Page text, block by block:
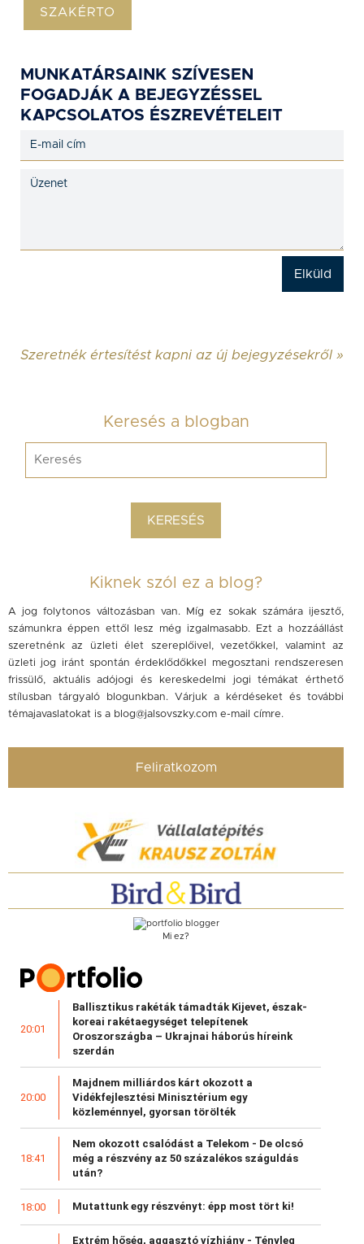
SZAKÉRTO
MUNKATÁRSAINK SZÍVESEN
FOGADJÁK A BEJEGYZÉSSEL
KAPCSOLATOS ÉSZREVÉTELEIT
Szeretnék értesítést kapni az új bejegyzésekről »
Keresés a blogban
Kiknek szól ez a blog?
A jog folytonos változásban van. Míg ez sokak számára ijesztő,
számunkra éppen ettől lesz még izgalmasabb. Ezt a hozzáállást
szeretnénk az üzleti élet szereplőivel, vezetőkkel, valamint az
üzleti jog iránt spontán érdeklődőkkel megosztani rendszeresen
frissülő, aktuális adójogi és kereskedelmi jogi témákat érthető
stílusban tárgyaló blogunkban. Várjuk a kérdéseket és további
témajavaslatokat is a blog@jalsovszky.com e-mail címre.
Feliratkozom
Mi ez?
20:01
Ballisztikus rakéták támadták Kijevet, észak-
koreai rakétaegységet telepítenek
Oroszországba – Ukrajnai háborús híreink
szerdán
20:00
Majdnem milliárdos kárt okozott a
Vidékfejlesztési Minisztérium egy
közleménnyel, gyorsan törölték
18:41
Nem okozott csalódást a Telekom - De olcsó
még a részvény az 50 százalékos száguldás
után?
18:00 Mutattunk egy részvényt: épp most tört ki!
Extrém hőség, aggasztó vízhiány - Tényleg